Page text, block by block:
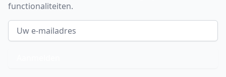
functionaliteiten.
E-mailadres